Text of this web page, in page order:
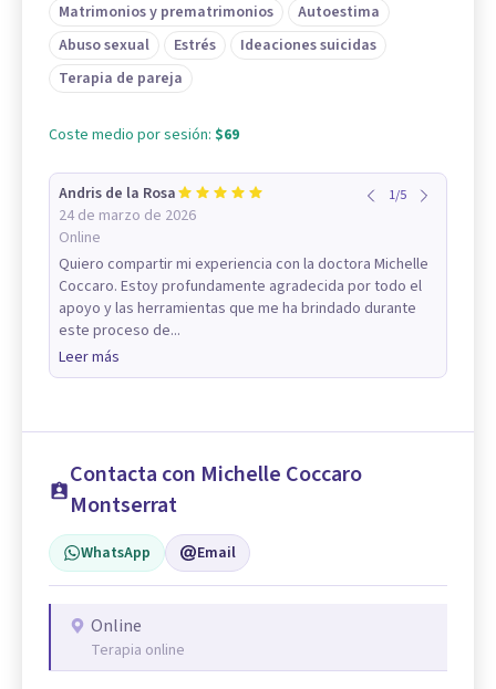
Matrimonios y prematrimonios
Autoestima
Abuso sexual
Estrés
Ideaciones suicidas
Terapia de pareja
Coste medio por sesión: $69
Andris de la Rosa
24 de marzo de 2026
Online
1/5
Quiero compartir mi experiencia con la doctora Michelle
Coccaro. Estoy profundamente agradecida por todo el
apoyo y las herramientas que me ha brindado durante
este proceso de...
Leer más
Contacta con Michelle Coccaro
Montserrat
WhatsApp Email
Online
Terapia online